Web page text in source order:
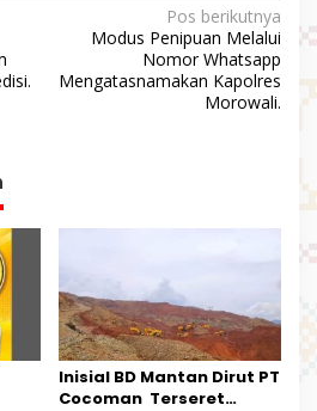
Pos berikutnya
Modus Penipuan Melalui
Nomor Whatsapp
Mengatasnamakan Kapolres
Morowali.
Inisial BD Mantan Dirut PT
Cocoman Terseret